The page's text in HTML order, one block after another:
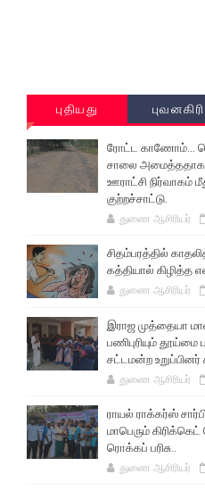
புதியது புவனகிரி
ரோட்ட காணோம்...
சாலை
ஊராட்சி நிர்வாகம்
குற்றச்சாட்டு.
துணை ஆசிரியர்
சிதம்பரத்தில்
கத்தியால் கிழித்த
துணை ஆசிரியர்
இராஜ முத்தையா
பணிபுரியும்
சட்டமன்ற
துணை ஆசிரியர்
ராயல் ராக்கர்ஸ்
மாபெரும்
ரொக்கப் பரிசு..
துணை ஆசிரியர்